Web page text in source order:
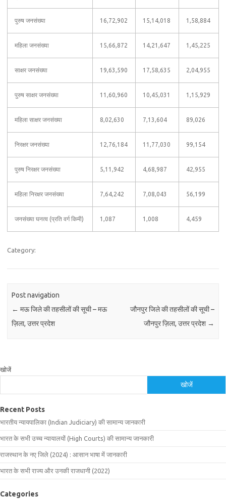
पुरुष जनसंख्या 16,72,902 15,14,018 1,58,884
महिला जनसंख्या 15,66,872 14,21,647 1,45,225
साक्षर जनसंख्या 19,63,590 17,58,635 2,04,955
पुरुष साक्षर जनसंख्या 11,60,960 10,45,031 1,15,929
महिला साक्षर जनसंख्या 8,02,630 7,13,604 89,026
निरक्षर जनसंख्या 12,76,184 11,77,030 99,154
पुरुष निरक्षर जनसंख्या 5,11,942 4,68,987 42,955
महिला निरक्षर जनसंख्या 7,64,242 7,08,043 56,199
जनसंख्या घनत्व (प्रति वर्ग किमी) 1,087 1,008 4,459
Category:
Post navigation
← मऊ जिले की तहसीलों की सूची – मऊ
ज़िला, उत्तर प्रदेश
जौनपुर जिले की तहसीलों की सूची –
जौनपुर ज़िला, उत्तर प्रदेश →
खोजें
खोजें
Recent Posts
भारतीय न्यायपालिका (Indian Judiciary) की सामान्य जानकारी
भारत के सभी उच्च न्यायालयों (High Courts) की सामान्य जानकारी
राजस्थान के नए जिले (2024) : आसान भाषा में जानकारी
भारत के सभी राज्य और उनकी राजधानी (2022)
Categories